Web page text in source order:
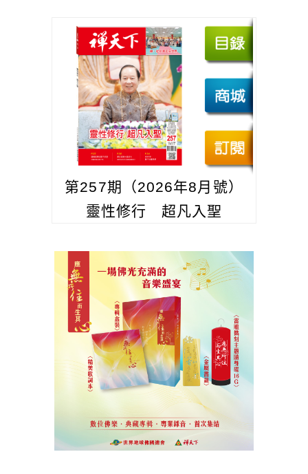
第257期（2026年8月號）
靈性修行 超凡入聖